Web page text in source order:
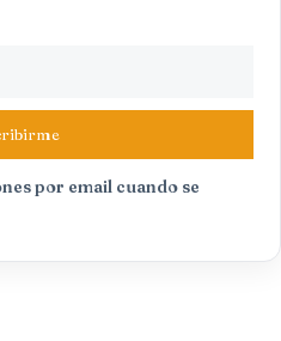
por email cuando se